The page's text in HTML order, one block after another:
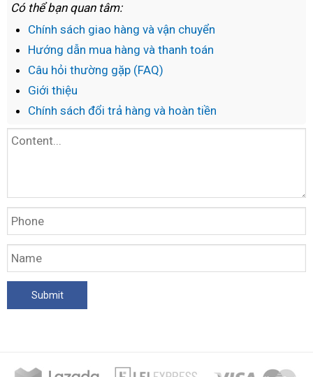
Có thể bạn quan tâm:
Chính sách giao hàng và vận chuyển
Hướng dẫn mua hàng và thanh toán
Câu hỏi thường gặp (FAQ)
Giới thiệu
Chính sách đổi trả hàng và hoàn tiền